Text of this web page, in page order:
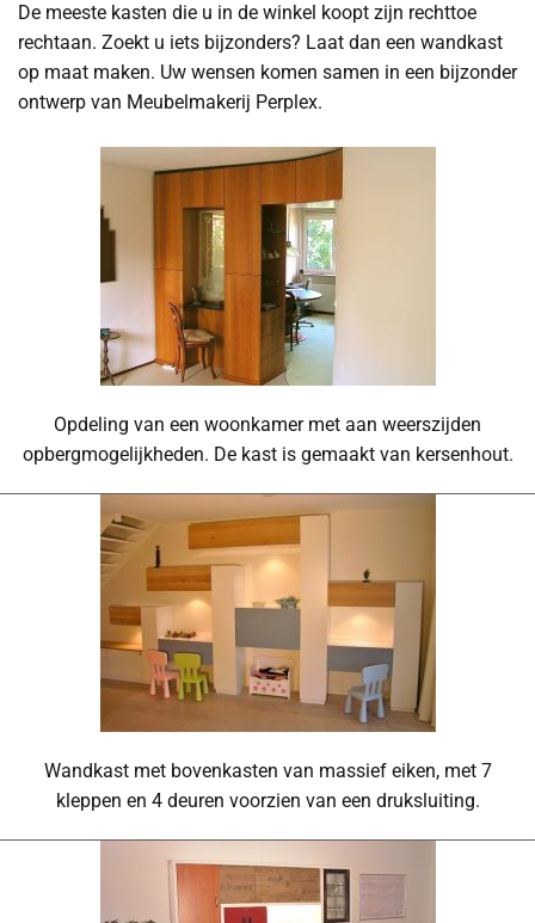
De meeste kasten die u in de winkel koopt zijn rechttoe
rechtaan. Zoekt u iets bijzonders? Laat dan een wandkast
op maat maken. Uw wensen komen samen in een bijzonder
ontwerp van Meubelmakerij Perplex.
Opdeling van een woonkamer met aan weerszijden
opbergmogelijkheden. De kast is gemaakt van kersenhout.
Wandkast met bovenkasten van massief eiken, met 7
kleppen en 4 deuren voorzien van een druksluiting.